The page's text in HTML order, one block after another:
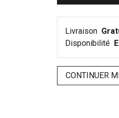
Livraison
Disponibilité
CONTINUER